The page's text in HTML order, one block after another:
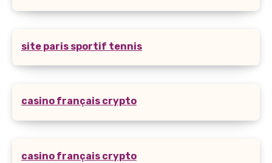
site paris sportif tennis
casino français crypto
casino français crypto